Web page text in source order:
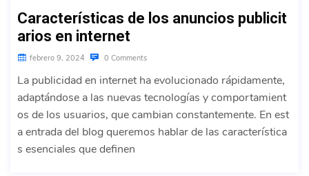
Características de los anuncios publicit
arios en internet
febrero 9, 2024 0 Comments
La publicidad en internet ha evolucionado rápidamente,
adaptándose a las nuevas tecnologías y comportamient
os de los usuarios, que cambian constantemente. En est
a entrada del blog queremos hablar de las característica
s esenciales que definen